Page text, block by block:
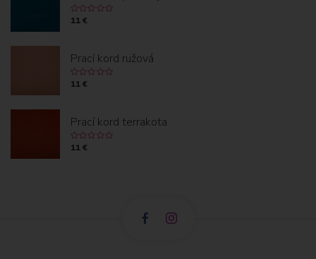
11 €
Prací kord ružová
11 €
Prací kord terrakota
11 €